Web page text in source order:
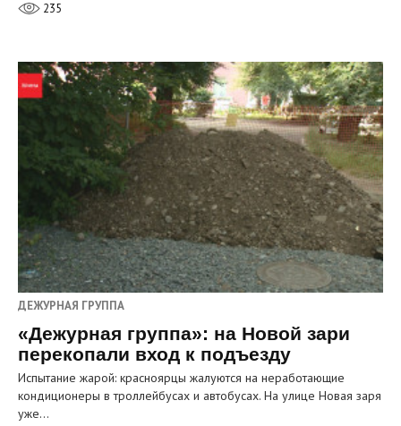
235
ДЕЖУРНАЯ ГРУППА
«Дежурная группа»: на Новой зари
перекопали вход к подъезду
Испытание жарой: красноярцы жалуются на неработающие
кондиционеры в троллейбусах и автобусах. На улице Новая заря
уже…